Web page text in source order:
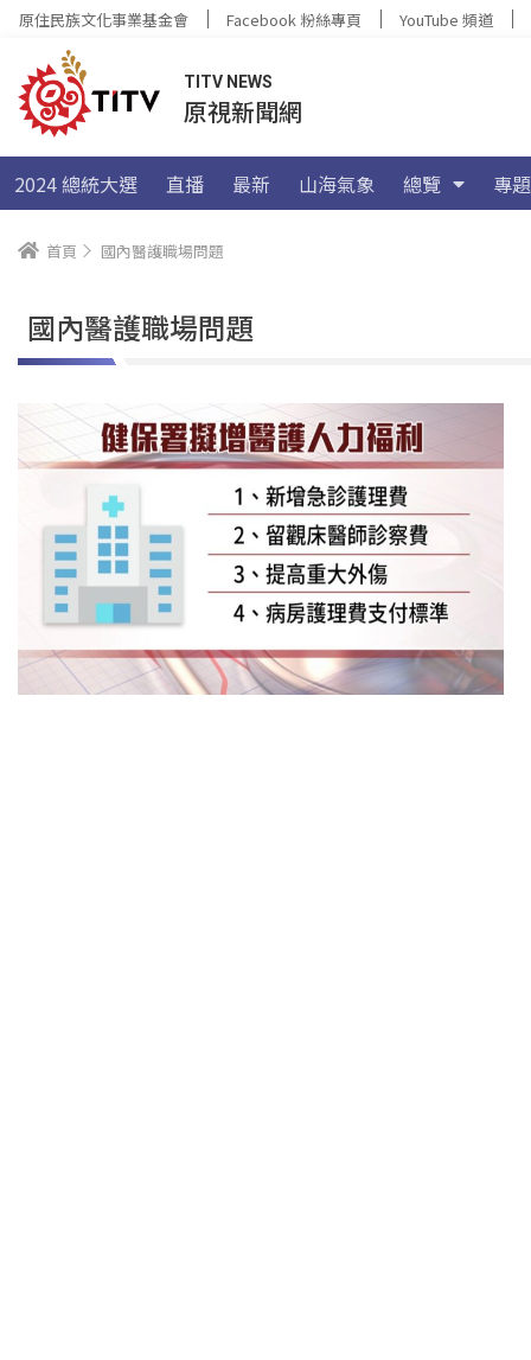
原住民族文化事業基金會 Facebook 粉絲專頁 YouTube 頻道
TITV NEWS
原視新聞網
2024 總統大選 直播 最新 山海氣象 總覽 專題
首頁 國內醫護職場問題
國內醫護職場問題